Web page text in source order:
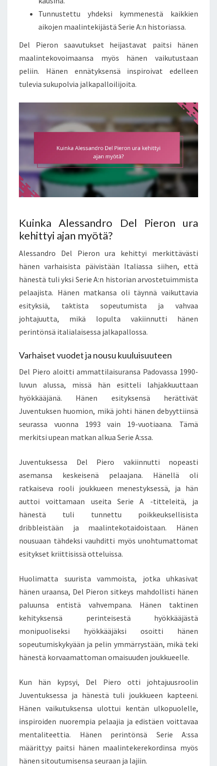
Tunnustettu yhdeksi kymmenestä kaikkien
aikojen maalintekijästä Serie A:n historiassa.
Del Pieron saavutukset heijastavat paitsi hänen
maalintekovoimaansa myös hänen vaikutustaan
peliin. Hänen ennätyksensä inspiroivat edelleen
tulevia sukupolvia jalkapalloilijoita.
Kuinka Alessandro Del Pieron ura
kehittyi ajan myötä?
Alessandro Del Pieron ura kehittyi merkittävästi
hänen varhaisista päivistään Italiassa siihen, että
hänestä tuli yksi Serie A:n historian arvostetuimmista
pelaajista. Hänen matkansa oli täynnä vaikuttavia
esityksiä, taktista sopeutumista ja vahvaa
johtajuutta, mikä lopulta vakiinnutti hänen
perintönsä italialaisessa jalkapallossa.
Varhaiset vuodet ja nousu kuuluisuuteen
Del Piero aloitti ammattilaisuransa Padovassa 1990-
luvun alussa, missä hän esitteli lahjakkuuttaan
hyökkääjänä. Hänen esityksensä herättivät
Juventuksen huomion, mikä johti hänen debyyttiinsä
seurassa vuonna 1993 vain 19-vuotiaana. Tämä
merkitsi upean matkan alkua Serie A:ssa.
Juventuksessa Del Piero vakiinnutti nopeasti
asemansa keskeisenä pelaajana. Hänellä oli
ratkaiseva rooli joukkueen menestyksessä, ja hän
auttoi voittamaan useita Serie A -titteleitä, ja
hänestä tuli tunnettu poikkeuksellisista
dribbleistään ja maalintekotaidoistaan. Hänen
nousuaan tähdeksi vauhditti myös unohtumattomat
esitykset kriittisissä otteluissa.
Huolimatta suurista vammoista, jotka uhkasivat
hänen uraansa, Del Pieron sitkeys mahdollisti hänen
paluunsa entistä vahvempana. Hänen taktinen
kehityksensä perinteisestä hyökkääjästä
monipuoliseksi hyökkääjäksi osoitti hänen
sopeutumiskykyään ja pelin ymmärrystään, mikä teki
hänestä korvaamattoman omaisuuden joukkueelle.
Kun hän kypsyi, Del Piero otti johtajuusroolin
Juventuksessa ja hänestä tuli joukkueen kapteeni.
Hänen vaikutuksensa ulottui kentän ulkopuolelle,
inspiroiden nuorempia pelaajia ja edistäen voittavaa
mentaliteettia. Hänen perintönsä Serie A:ssa
määrittyy paitsi hänen maalintekerekordinsa myös
hänen sitoutumisensa seuraan ja lajiin.